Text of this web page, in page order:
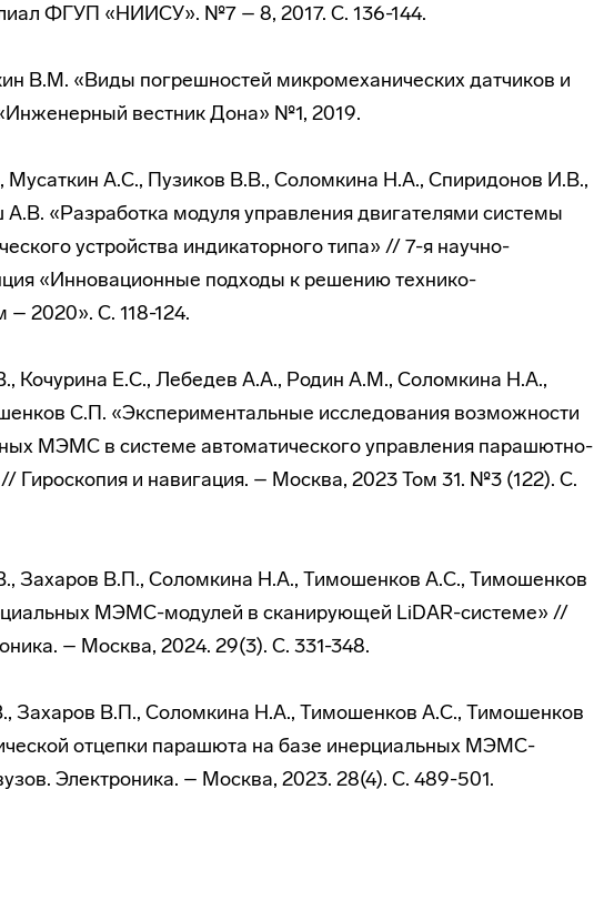
ФГУП «НИИСУ». №7 – 8, 2017. С. 136-144.
В.М. «Виды погрешностей микромеханических датчиков и
вестник Дона» №1, 2019.
Мусаткин А.С., Пузиков В.В., Соломкина Н.А., Спиридонов И.В.,
«Разработка модуля управления двигателями системы
устройства индикаторного типа» // 7-я научно-
«Инновационные подходы к решению технико-
– 2020». С. 118-124.
Кочурина Е.С., Лебедев А.А., Родин А.М., Соломкина Н.А.,
С.П. «Экспериментальные исследования возможности
МЭМС в системе автоматического управления парашютно-
Гироскопия и навигация. – Москва, 2023 Том 31. №3 (122). С.
Захаров В.П., Соломкина Н.А., Тимошенков А.С., Тимошенков
МЭМС-модулей в сканирующей LiDAR-системе» //
– Москва, 2024. 29(3). С. 331-348.
Захаров В.П., Соломкина Н.А., Тимошенков А.С., Тимошенков
отцепки парашюта на базе инерциальных МЭМС-
Электроника. – Москва, 2023. 28(4). С. 489-501.